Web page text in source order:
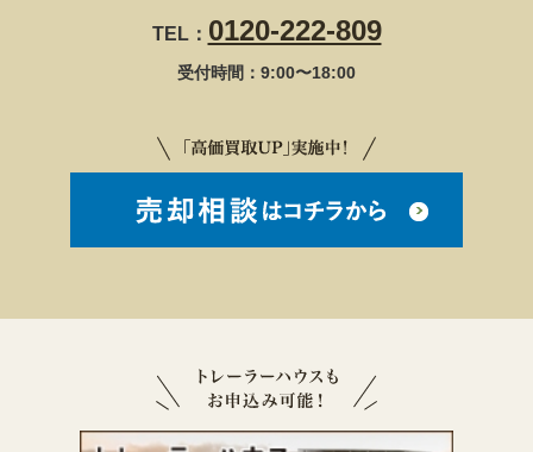
TEL： 0120-222-809
受付時間：9:00〜18:00